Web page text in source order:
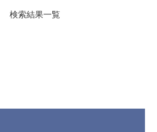
検索結果一覧